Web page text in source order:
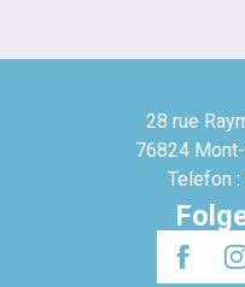
28 rue
76824
Telefon